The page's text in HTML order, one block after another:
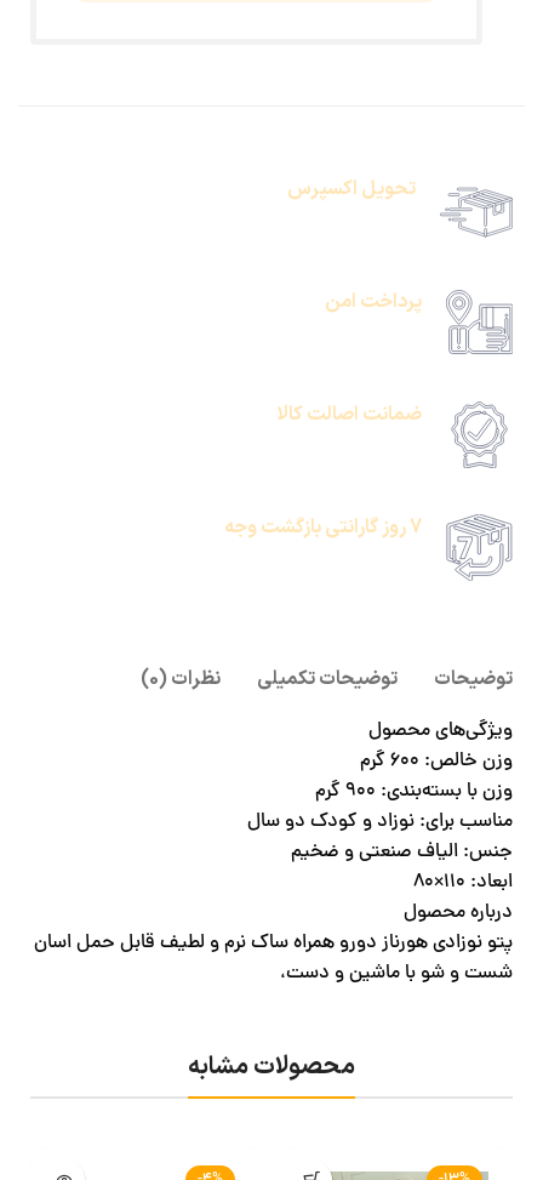
تحویل اکسپرس
پرداخت امن
ضمانت اصالت کالا
7 روز گارانتی بازگشت وجه
توضیحات توضیحات تکمیلی
نظرات (0)
ویژگی‌های محصول
وزن خالص: 600 گرم
وزن با بسته‌بندی: 900 گرم
مناسب برای: نوزاد و کودک دو سال
جنس: الیاف صنعتی و ضخیم
ابعاد: ۱۱۰×۸۰
درباره محصول
پتو نوزادی هورناز دورو همراه ساک نرم و لطیف قابل حمل اسان
شست و شو با ماشین و دست،
محصولات مشابه